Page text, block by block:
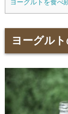
ヨーグルトを食べ
ヨーグル